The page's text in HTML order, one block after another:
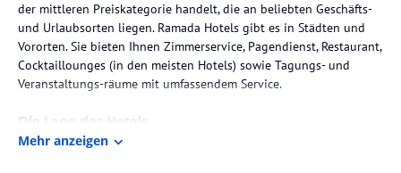
der mittleren Preiskategorie handelt, die an beliebten Geschäfts-
und Urlaubsorten liegen. Ramada Hotels gibt es in Städten und
Vororten. Sie bieten Ihnen Zimmerservice, Pagendienst, Restaurant,
Cocktaillounges (in den meisten Hotels) sowie Tagungs- und
Veranstaltungs-räume mit umfassendem Service.
Die Lage des Hotels
Das Hotel liegt im Bankenviertel, genau zwischen Europäischer
Mehr anzeigen